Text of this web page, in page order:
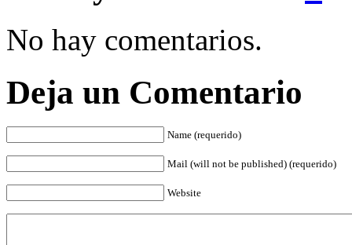
No hay comentarios.
Deja un Comentario
Name (requerido)
Mail (will not be published) (requerido)
Website